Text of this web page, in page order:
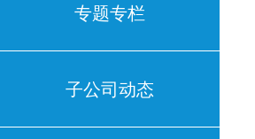
专题专栏
子公司动态